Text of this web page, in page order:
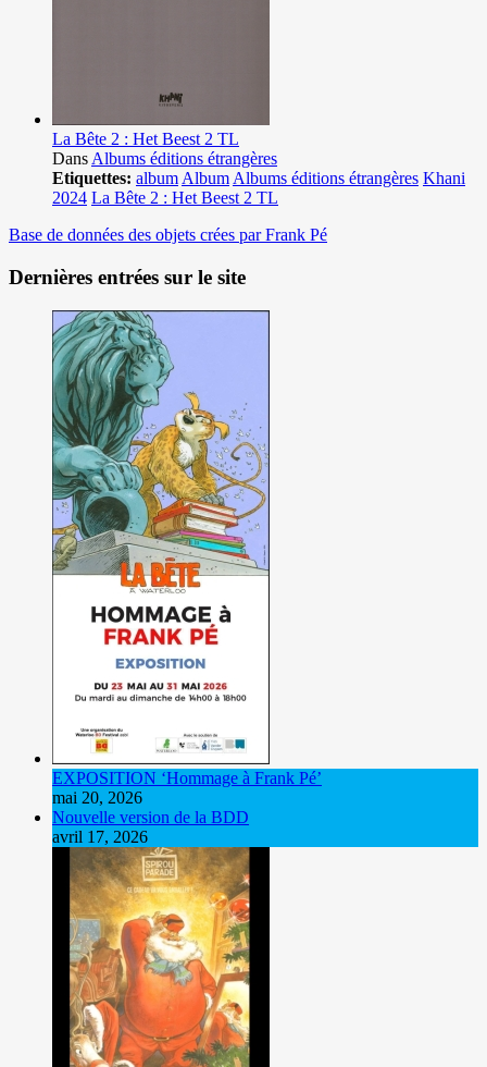
La Bête 2 : Het Beest 2 TL
Dans Albums éditions étrangères
Etiquettes: album Album Albums éditions étrangères Khani
2024 La Bête 2 : Het Beest 2 TL
Base de données des objets crées par Frank Pé
Dernières entrées sur le site
EXPOSITION ‘Hommage à Frank Pé’
mai 20, 2026
Nouvelle version de la BDD
avril 17, 2026